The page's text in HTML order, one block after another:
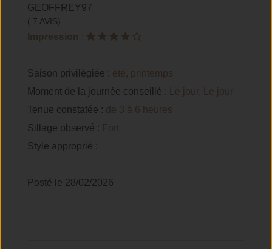
GEOFFREY97
( 7 AVIS)
Impression :
Saison privilégiée : été, printemps
Moment de la journée conseillé :
Le jour, Le jour
Tenue constatée : de 3 à 6 heures
Sillage observé : Fort
Style approprié :
Posté le 28/02/2026